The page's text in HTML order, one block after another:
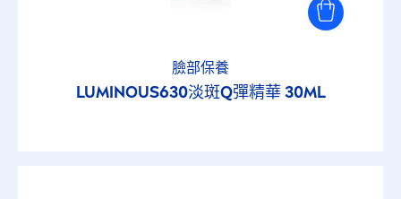
臉部保養
LUMINOUS630淡斑Q彈精華 30ML